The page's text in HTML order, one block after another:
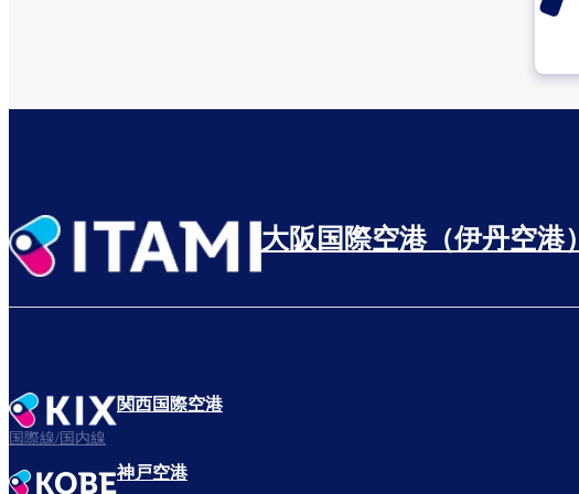
大阪国際空港（伊丹空港）
関西国際空港
国際線/国内線
神戸空港